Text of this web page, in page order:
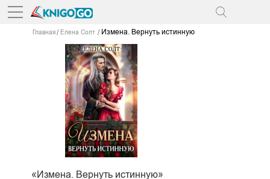
Главная Елена Солт Измена. Вернуть истинную
«Измена. Вернуть истинную»